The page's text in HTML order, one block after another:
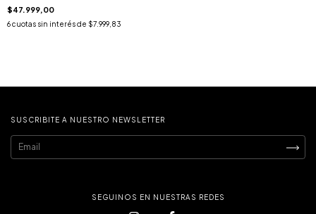
$47.999,00
6cuotas sin interés de $7.999,83
SUSCRIBITE A NUESTRO NEWSLETTER
SEGUINOS EN NUESTRAS REDES